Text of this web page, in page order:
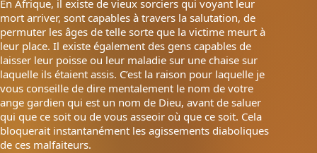
En Afrique, il existe de vieux sorciers qui voyant leur
mort arriver, sont capables à travers la salutation, de
permuter les âges de telle sorte que la victime meurt à
leur place. Il existe également des gens capables de
laisser leur poisse ou leur maladie sur une chaise sur
laquelle ils étaient assis. C’est la raison pour laquelle je
vous conseille de dire mentalement le nom de votre
ange gardien qui est un nom de Dieu, avant de saluer
qui que ce soit ou de vous asseoir où que ce soit. Cela
bloquerait instantanément les agissements diaboliques
de ces malfaiteurs.